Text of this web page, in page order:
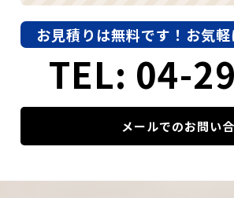
お見積りは無料です！ お気
TEL: 04-
メールでのお問い